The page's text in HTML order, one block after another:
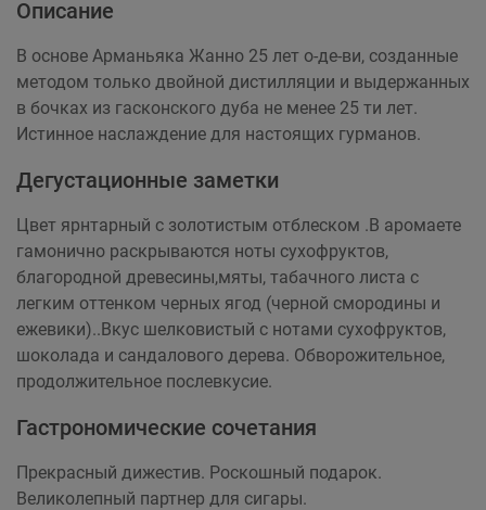
Описание
В основе Арманьяка Жанно 25 лет о-де-ви, созданные
методом только двойной дистилляции и выдержанных
в бочках из гасконского дуба не менее 25 ти лет.
Истинное наслаждение для настоящих гурманов.
Дегустационные заметки
Цвет ярнтарный с золотистым отблеском .В аромаете
гамонично раскрываются ноты сухофруктов,
благородной древесины,мяты, табачного листа с
легким оттенком черных ягод (черной смородины и
ежевики)..Вкус шелковистый с нотами сухофруктов,
шоколада и сандалового дерева. Обворожительное,
продолжительное послевкусие.
Гастрономические сочетания
Прекрасный дижестив. Роскошный подарок.
Великолепный партнер для сигары.